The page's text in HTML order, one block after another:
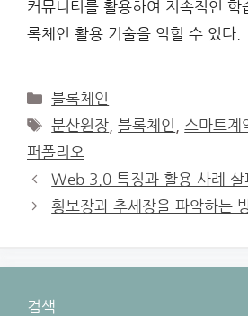
커뮤니티를 활용하여 지속적인 학
록체인 활용 기술을 익힐 수 있다.
Categories
블록체인
Tags
분산원장 ,블록체인 스마트계
퍼폴리오
Web 3.0 특징과 활용 사례 살
횡보장과 추세장을 파악하는
검색